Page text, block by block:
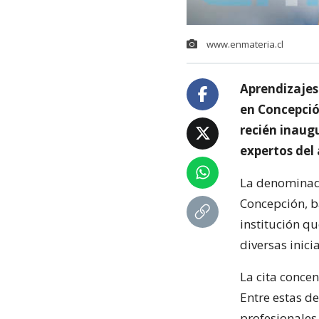
www.enmateria.cl
en
recién
expertos del
La
Concepción,
institución
diversas
La cita
Entre estas